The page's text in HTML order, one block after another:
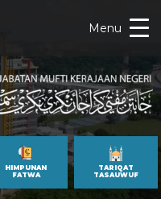
Menu
HIMPUNAN
FATWA
TARIQAT
TASAUWUF